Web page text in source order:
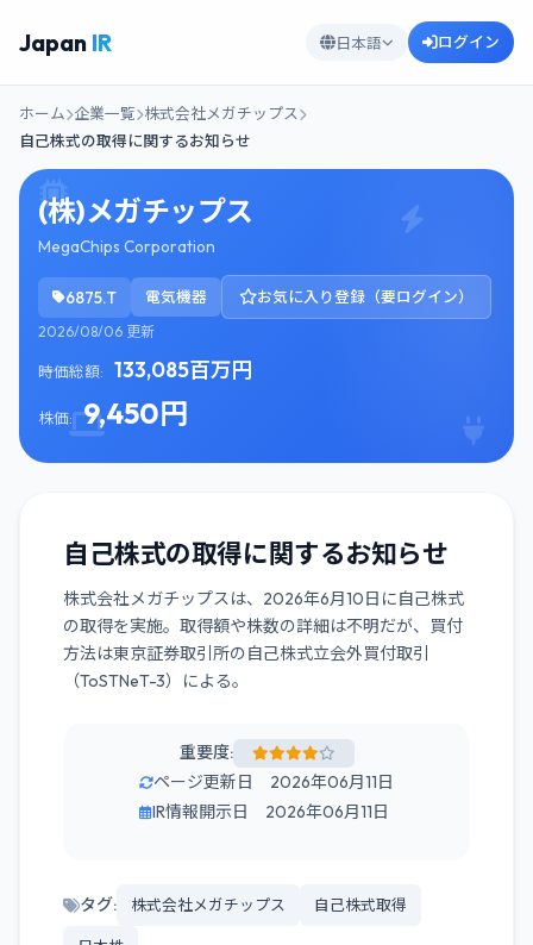
Japan IR 日本語 ログイン
ホーム 企業一覧 株式会社メガチップス
自己株式の取得に関するお知らせ
(株)メガチップス
MegaChips Corporation
6875.T 電気機器 お気に入り登録（要ログイン）
2026/08/06 更新
時価総額: 133,085百万円
株価: 9,450円
自己株式の取得に関するお知らせ
株式会社メガチップスは、2026年6月10日に自己株式
の取得を実施。取得額や株数の詳細は不明だが、買付
方法は東京証券取引所の自己株式立会外買付取引
（ToSTNeT-3）による。
重要度:
ページ更新日 2026年06月11日
IR情報開示日 2026年06月11日
タグ: 株式会社メガチップス 自己株式取得